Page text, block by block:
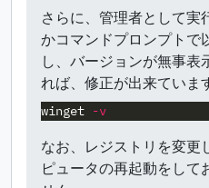
さらに、管理者として
かコマンドプロンプトで
し、バージョンが無事表
れば、修正が出来ていま
winget -v
なお、レジストリを変更
ピュータの再起動をして